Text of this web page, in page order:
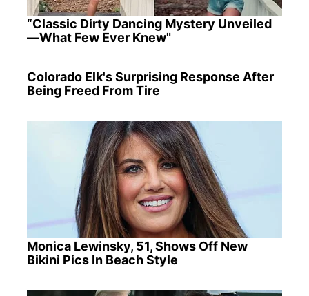
“Classic Dirty Dancing Mystery Unveiled
—What Few Ever Knew"
Colorado Elk's Surprising Response After
Being Freed From Tire
Monica Lewinsky, 51, Shows Off New
Bikini Pics In Beach Style